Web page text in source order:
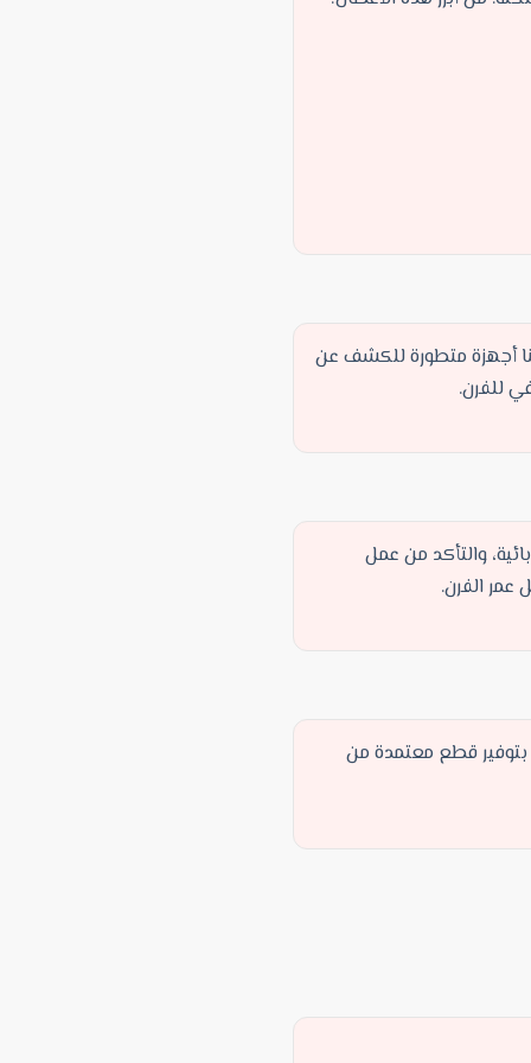
أجهزة متطورة للكشف عن
للفرن.
والتأكد من عمل
عمر الفرن.
بتوفير قطع معتمدة من